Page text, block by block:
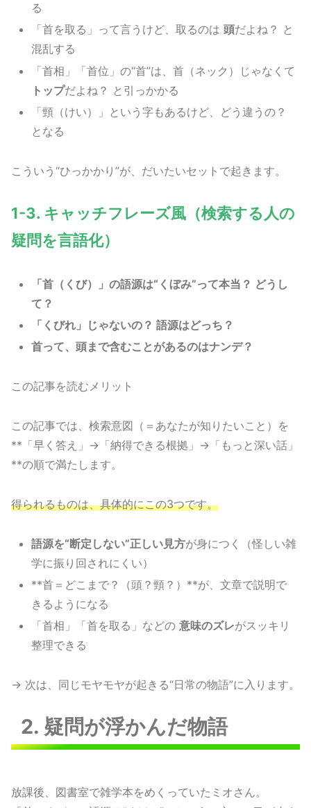
る
「首を取る」って言うけど、取るのは頭だよね？ と
混乱する
「首相」「首位」の“首”は、首（ネック）じゃなくて
トップだよね？ と引っかかる
「頸（けい）」という字もあるけど、どう違うの？
となる
こういう“ひっかかり”が、だいたいセットで起きます。
1-3. キャッチフレーズ風（検索する人の
疑問を言語化）
「首（くび）」の語源は“くぼみ”って本当？ どうし
て？
「くびれ」じゃないの？ 語源はどっち？
首って、頭まで含むことがあるのはナンデ？
この記事を読むメリット
この記事では、検索意図（＝あなたが知りたいこと）を
**「早く答え」→「納得できる根拠」→「もっと深い話」
**の順で満たします。
得られるものは、具体的にこの3つです。
語源を“断定しない”正しい見方が身につく（怪しい雑
学に振り回されにくい）
**首＝どこまで？（頭？頸？）**が、文章で説明で
きるようになる
「首相」「首を取る」などの意味のズレがスッキリ
整理できる
→ 次は、同じモヤモヤが起きる“日常の物語”に入ります。
2. 疑問が浮かんだ物語
放課後、図書室で雑学本をめくっていたミオさん。